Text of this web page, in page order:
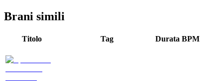
Brani simili
Titolo Tag Durata BPM